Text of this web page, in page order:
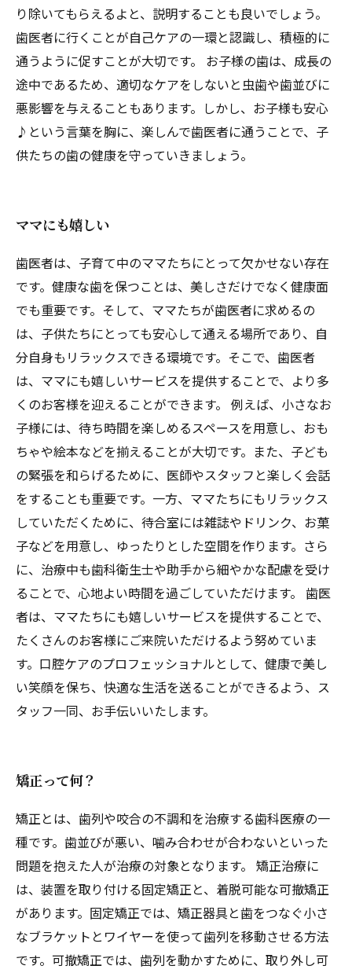
り除いてもらえるよと、説明することも良いでしょう。
歯医者に行くことが自己ケアの一環と認識し、積極的に
通うように促すことが大切です。 お子様の歯は、成長の
途中であるため、適切なケアをしないと虫歯や歯並びに
悪影響を与えることもあります。しかし、お子様も安心
♪という言葉を胸に、楽しんで歯医者に通うことで、子
供たちの歯の健康を守っていきましょう。
ママにも嬉しい
歯医者は、子育て中のママたちにとって欠かせない存在
です。健康な歯を保つことは、美しさだけでなく健康面
でも重要です。そして、ママたちが歯医者に求めるの
は、子供たちにとっても安心して通える場所であり、自
分自身もリラックスできる環境です。そこで、歯医者
は、ママにも嬉しいサービスを提供することで、より多
くのお客様を迎えることができます。 例えば、小さなお
子様には、待ち時間を楽しめるスペースを用意し、おも
ちゃや絵本などを揃えることが大切です。また、子ども
の緊張を和らげるために、医師やスタッフと楽しく会話
をすることも重要です。一方、ママたちにもリラックス
していただくために、待合室には雑誌やドリンク、お菓
子などを用意し、ゆったりとした空間を作ります。さら
に、治療中も歯科衛生士や助手から細やかな配慮を受け
ることで、心地よい時間を過ごしていただけます。 歯医
者は、ママたちにも嬉しいサービスを提供することで、
たくさんのお客様にご来院いただけるよう努めていま
す。口腔ケアのプロフェッショナルとして、健康で美し
い笑顔を保ち、快適な生活を送ることができるよう、ス
タッフ一同、お手伝いいたします。
矯正って何？
矯正とは、歯列や咬合の不調和を治療する歯科医療の一
種です。歯並びが悪い、噛み合わせが合わないといった
問題を抱えた人が治療の対象となります。 矯正治療に
は、装置を取り付ける固定矯正と、着脱可能な可撤矯正
があります。固定矯正では、矯正器具と歯をつなぐ小さ
なブラケットとワイヤーを使って歯列を移動させる方法
です。可撤矯正では、歯列を動かすために、取り外し可